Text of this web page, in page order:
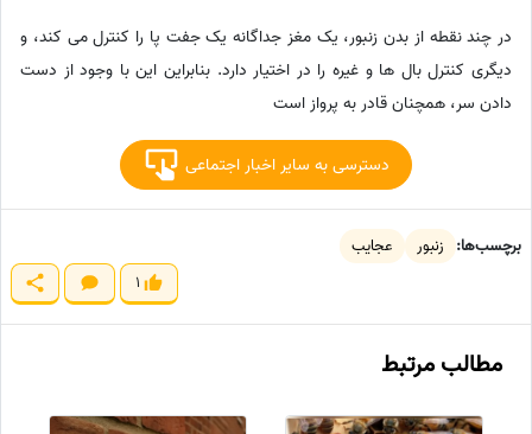
در چند نقطه از بدن زنبور، یک مغز جداگانه یک جفت پا را کنترل می کند، و
دیگری کنترل بال ها و غیره را در اختیار دارد. بنابراین این با وجود از دست
دادن سر، همچنان قادر به پرواز است
دسترسی به سایر اخبار اجتماعی
برچسب‌ها: زنبور
عجایب
1
مطالب مرتبط